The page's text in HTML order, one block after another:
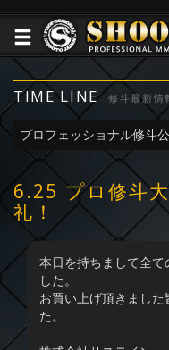
TIME LINE 修斗最新情
プロフェッショナル修斗
6.25 プロ修斗
礼！
本日を持ちまして全
した。
お買い上げ頂きまし
た。